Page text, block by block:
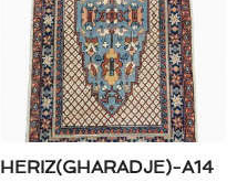
HERIZ(GHARADJE)-A14